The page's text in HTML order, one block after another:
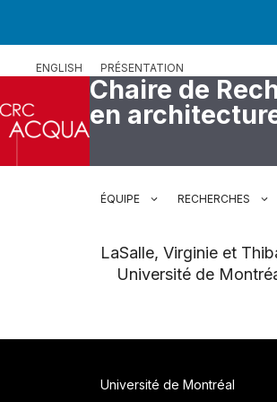
ENGLISH PRÉSENTATION
Chaire de
en
ÉQUIPE RECHERCHES
LaSalle, Virginie et
Université de
Université de Montréal